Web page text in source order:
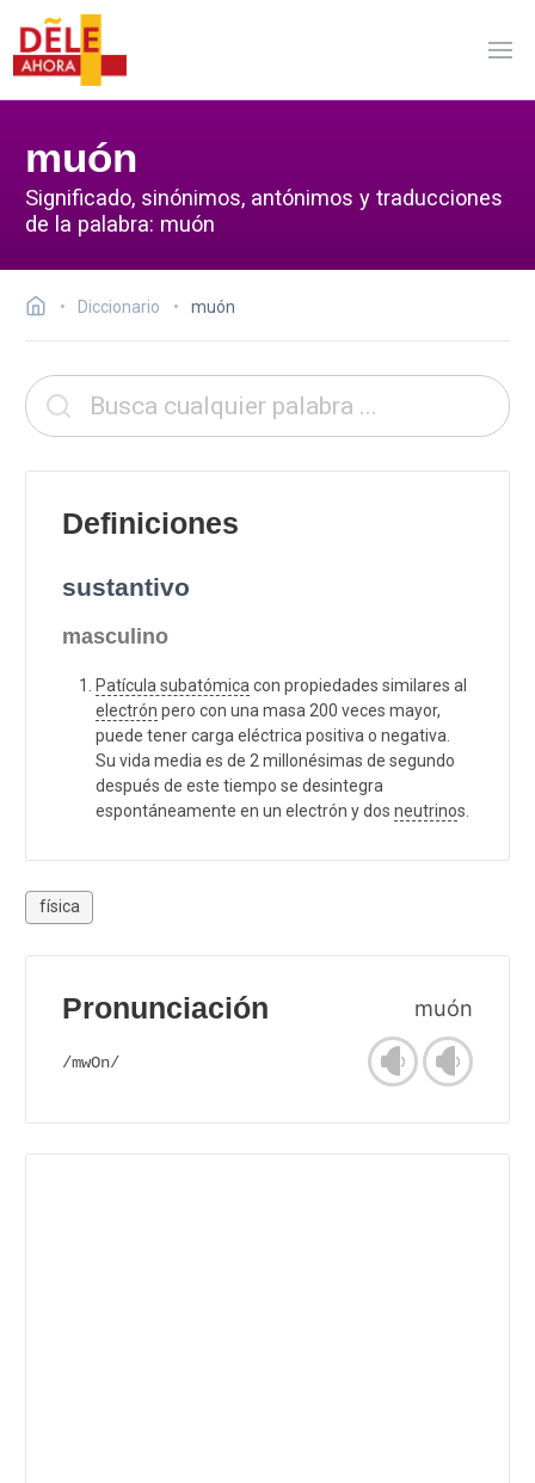
muón
Significado, sinónimos, antónimos y traducciones
de la palabra: muón
Diccionario muón
Definiciones
sustantivo
masculino
Patícula subatómica con propiedades similares al
electrón pero con una masa 200 veces mayor,
puede tener carga eléctrica positiva o negativa.
Su vida media es de 2 millonésimas de segundo
después de este tiempo se desintegra
espontáneamente en un electrón y dos neutrinos.
física
Pronunciación muón
/mwOn/